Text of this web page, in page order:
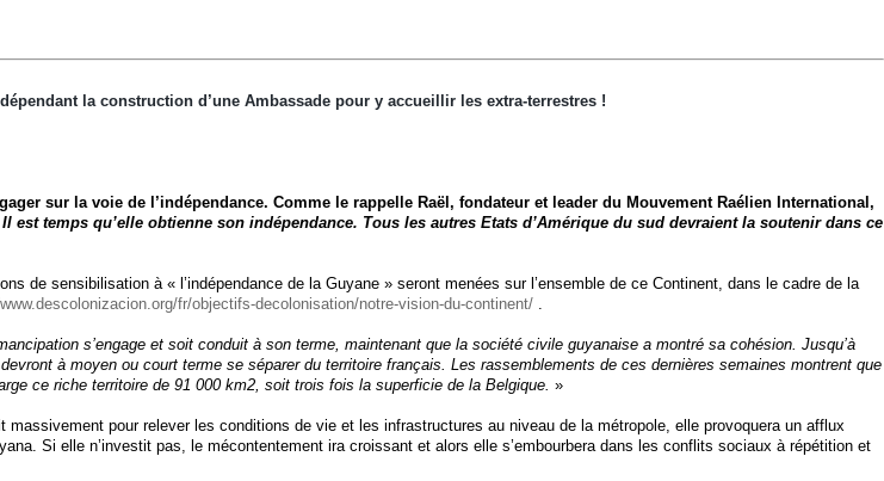
la construction d’une Ambassade pour y accueillir les extra-terrestres !
sur la voie de l’indépendance. Comme le rappelle Raël, fondateur et leader du Mouvement Raélien International,
temps qu’elle obtienne son indépendance. Tous les autres Etats d’Amérique du sud devraient la soutenir dans ce
de sensibilisation à « l’indépendance de la Guyane » seront menées sur l’ensemble de ce Continent, dans le cadre de la
fr/objectifs-decolonisation/notre-vision-du-continent/ .
s’engage et soit conduit à son terme, maintenant que la société civile guyanaise a montré sa cohésion. Jusqu’à
à moyen ou court terme se séparer du territoire français. Les rassemblements de ces dernières semaines montrent que
ce riche territoire de 91 000 km2, soit trois fois la superficie de la Belgique. »
pour relever les conditions de vie et les infrastructures au niveau de la métropole, elle provoquera un afflux
Si elle n’investit pas, le mécontentement ira croissant et alors elle s’embourbera dans les conflits sociaux à répétition et